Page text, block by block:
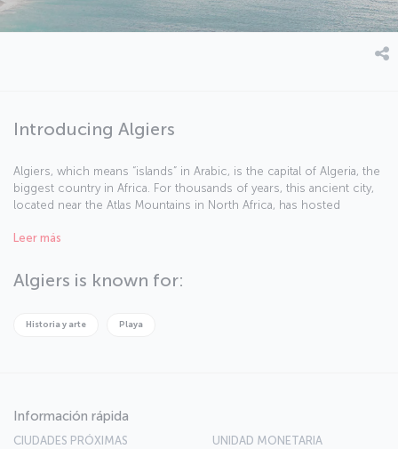
Introducing Algiers
Algiers, which means “islands” in Arabic, is the capital of Algeria, the
biggest country in Africa. For thousands of years, this ancient city,
located near the Atlas Mountains in North Africa, has hosted
and latterly the French until Algeria gained independence in 1962.
Leer más
Algiers is known for:
Historia y arte Playa
Información rápida
CIUDADES PRÓXIMAS
UNIDAD MONETARIA